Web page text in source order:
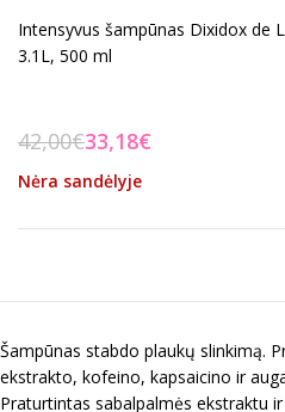
Intensyvus šampūnas Dixidox de
3.1L, 500 ml
42,00€33,18€
Nėra sandėlyje
Šampūnas stabdo plaukų slinkimą.
ekstrakto, kofeino, kapsaicino ir
Praturtintas sabalpalmės ekstraktu